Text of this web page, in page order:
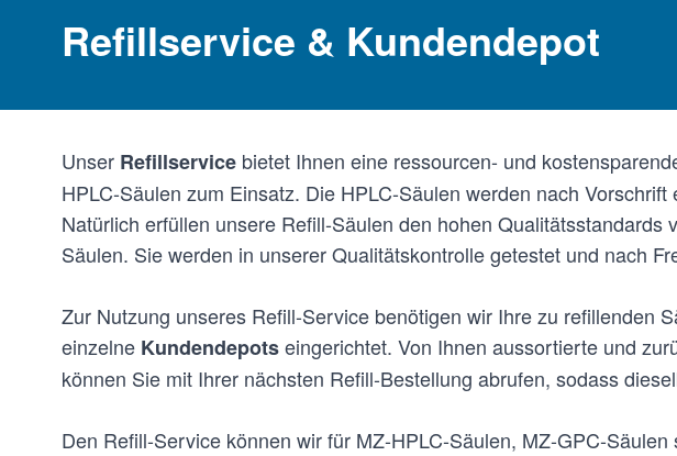
Refillservice & Kundendepot
Unser Refillservice bietet Ihnen eine ressourcen- und
HPLC-Säulen zum Einsatz. Die HPLC-Säulen werden nach
Natürlich erfüllen unsere Refill-Säulen den hohen
Säulen. Sie werden in unserer Qualitätskontrolle getestet und nach
Zur Nutzung unseres Refill-Service benötigen wir Ihre zu refillenden
einzelne Kundendepotseingerichtet. Von Ihnen aussortierte und
können Sie mit Ihrer nächsten Refill-Bestellung abrufen, sodass
Den Refill-Service können wir für MZ-HPLC-Säulen, MZ-GPC-